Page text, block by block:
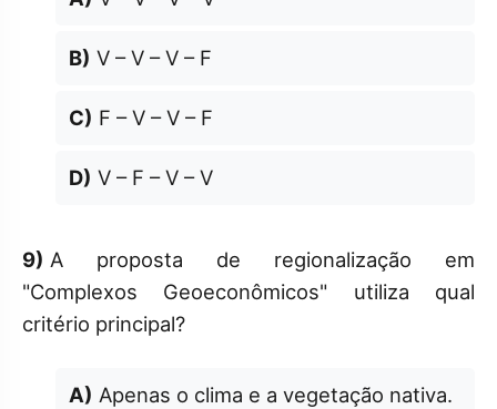
B) V – V – V – F
C) F – V – V – F
D) V – F – V – V
9) A proposta de regionalização em
"Complexos Geoeconômicos" utiliza qual
critério principal?
A) Apenas o clima e a vegetação nativa.